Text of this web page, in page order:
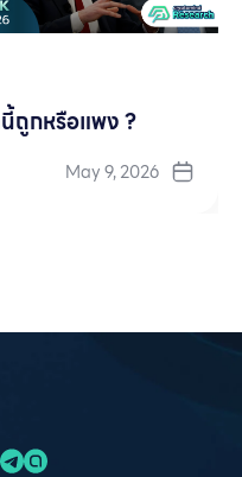
ถูกหรือแพง ?
May 9, 2026